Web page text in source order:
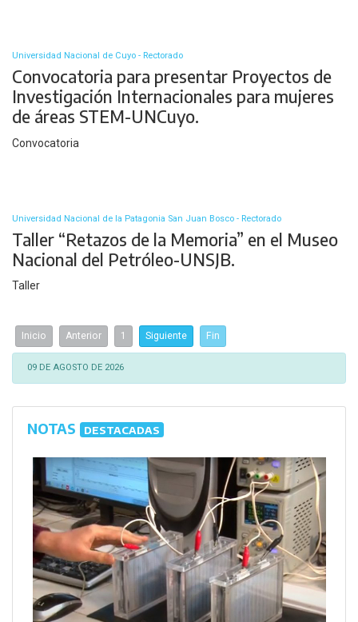
Universidad Nacional de Cuyo - Rectorado
Convocatoria para presentar Proyectos de
Investigación Internacionales para mujeres
de áreas STEM-UNCuyo.
Convocatoria
Universidad Nacional de la Patagonia San Juan Bosco - Rectorado
Taller “Retazos de la Memoria” en el Museo
Nacional del Petróleo-UNSJB.
Taller
Inicio Anterior 1 Siguiente Fin
09 DE AGOSTO DE 2026
NOTAS DESTACADAS